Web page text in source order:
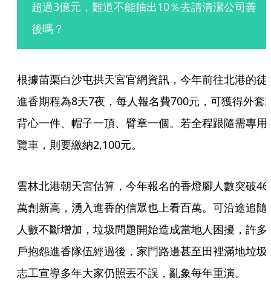
超過3億元，難道不能抽出10％去請清潔公司善
後嗎？
根據苗栗白沙屯拱天宮官網資訊，今年前往北港的徒
進香期程為8天7夜，每人報名費700元，可獲得外套
背心一件、帽子一頂、臂章一個。若全程跟隨需專用
覽車，則要繳納2,100元。
雲林北港朝天宮估算，今年報名的香燈腳人數突破46
萬創新高，湧入進香的信眾也上看百萬。可沿途追隨
人數不斷增加，垃圾問題開始造成當地人困擾，許多
戶抱怨進香隊伍經過後，家門路邊甚至田裡滿地垃圾
志工宣導多年大家仍照丟不誤，亂象每年重演。